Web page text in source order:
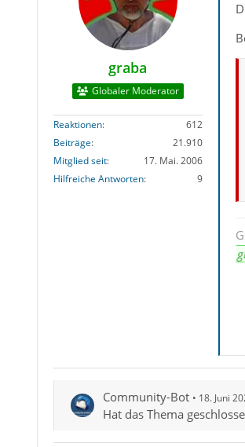
graba
Globaler Moderator
Reaktionen
612
Beiträge
21.910
Mitglied seit
17. Mai. 2006
Hilfreiche Antworten
9
Community-Bot 18. Juni
Hat das Thema